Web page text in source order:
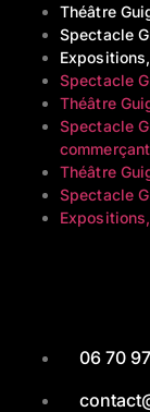
Théâtre
Spectacle
Spectacle
Théâtre
Spectacle
Théâtre
Spectacle
06 70